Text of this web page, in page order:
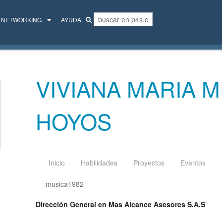
NETWORKING AYUDA
VIVIANA MARIA
HOYOS
Inicio Habilidades Proyectos Eventos
musica1982
Dirección General en Mas Alcance Asesores S.A.S